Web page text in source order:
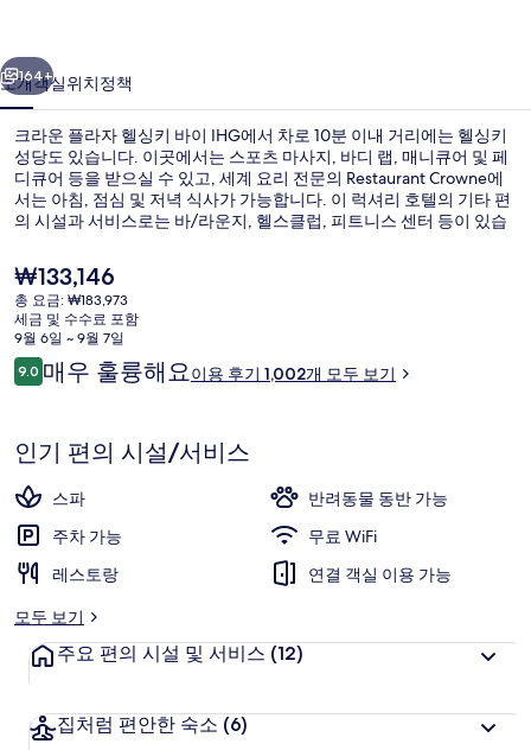
싱
키
바
이
IHG
의
사
진
갤
리
다음
164+
소개객실위치정책
크라운 플라자 헬싱키 바이 IHG에서 차로 10분 이내 거리에는 헬싱키
성당도 있습니다. 이곳에서는 스포츠 마사지, 바디 랩, 매니큐어 및 페
디큐어 등을 받으실 수 있고, 세계 요리 전문의 Restaurant Crowne에
서는 아침, 점심 및 저녁 식사가 가능합니다. 이 럭셔리 호텔의 기타 편
의 시설과 서비스로는 바/라운지, 헬스클럽, 피트니스 센터 등이 있습
이 숙박 시설은 대중 교통편을 이용하기가 편리해요. Hesperian Puisto
역의 경우 3분만 걸으면 갈 수 있고 Toolontori 역도 4분 거리에 있어요.
현
재
가
격
은
₩133,146
₩133,146
총 요금: ₩183,973
세금 및 수수료 포함
9월 6일 ~ 9월 7일
이
용
기
9.010점 만점 중 9.0점.
매우 훌륭해요이용 후기 1,002개 모두 보기
인기 편의 시설/서비스
스파
반려동물 동반 가능
주차 가능
무료 WiFi
레스토랑
연결 객실 이용 가능
모두 보기
주요 편의 시설 및 서비스 (12)
집처럼 편안한 숙소 (6)